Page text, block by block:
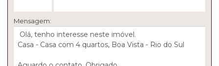
Mensagem: